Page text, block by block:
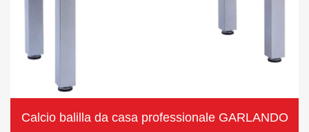
Calcio balilla da casa professionale GARLANDO